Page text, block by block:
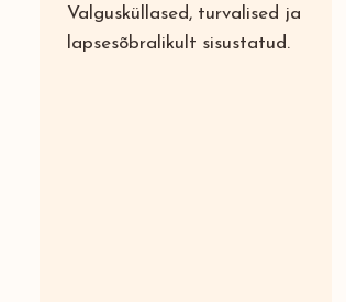
Valgusküllased, turvalised ja
lapsesõbralikult sisustatud.